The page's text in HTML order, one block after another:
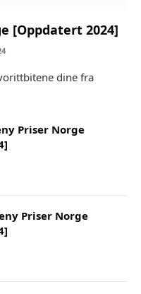
[Oppdatert 2024]
dine fra
Priser Norge
Priser Norge